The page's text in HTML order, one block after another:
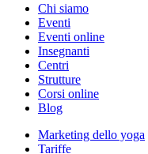
Chi siamo
Eventi
Eventi online
Insegnanti
Centri
Strutture
Corsi online
Blog
Marketing dello yoga
Tariffe